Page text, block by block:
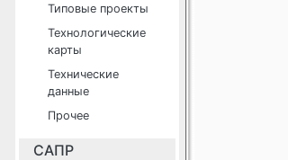
Типовые проекты
Технологические
карты
Технические
данные
Прочее
САПР